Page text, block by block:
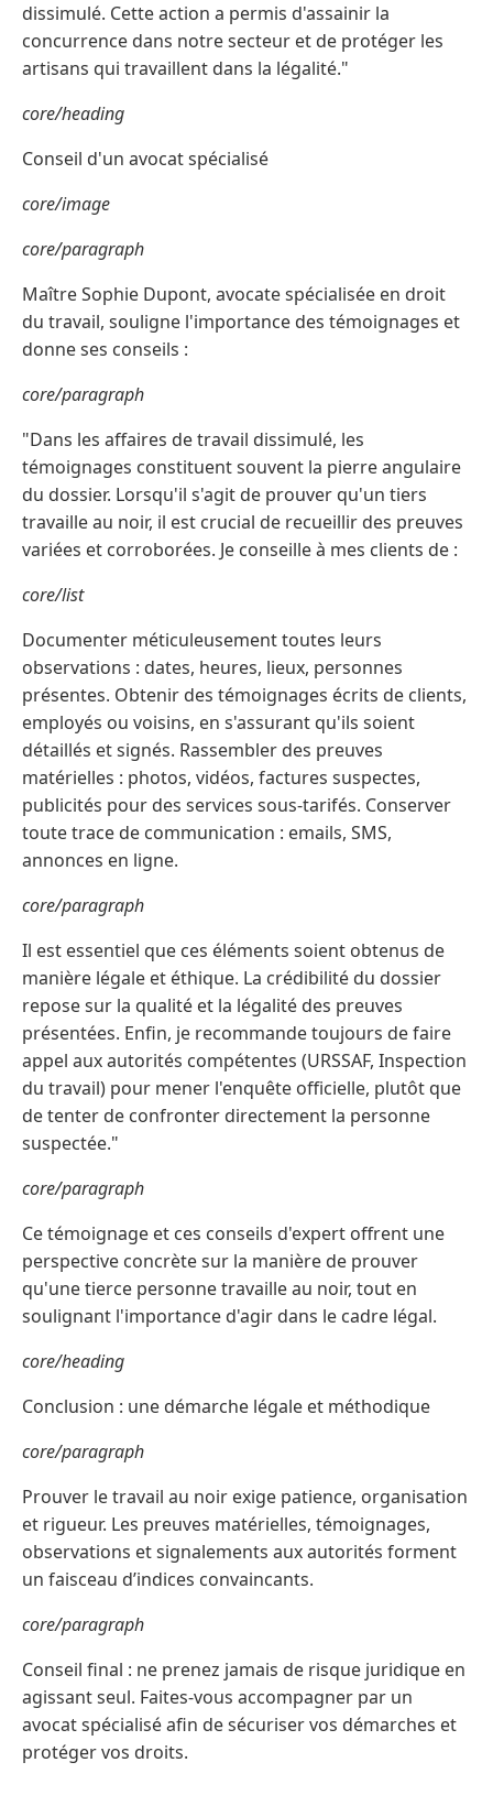
dissimulé. Cette action a permis d'assainir la
concurrence dans notre secteur et de protéger les
artisans qui travaillent dans la légalité."
core/heading
Conseil d'un avocat spécialisé
core/image
core/paragraph
Maître Sophie Dupont, avocate spécialisée en droit
du travail, souligne l'importance des témoignages et
donne ses conseils :
core/paragraph
"Dans les affaires de travail dissimulé, les
témoignages constituent souvent la pierre angulaire
du dossier. Lorsqu'il s'agit de prouver qu'un tiers
travaille au noir, il est crucial de recueillir des preuves
variées et corroborées. Je conseille à mes clients de :
core/list
Documenter méticuleusement toutes leurs
observations : dates, heures, lieux, personnes
présentes. Obtenir des témoignages écrits de clients,
employés ou voisins, en s'assurant qu'ils soient
détaillés et signés. Rassembler des preuves
matérielles : photos, vidéos, factures suspectes,
publicités pour des services sous-tarifés. Conserver
toute trace de communication : emails, SMS,
annonces en ligne.
core/paragraph
Il est essentiel que ces éléments soient obtenus de
manière légale et éthique. La crédibilité du dossier
repose sur la qualité et la légalité des preuves
présentées. Enfin, je recommande toujours de faire
appel aux autorités compétentes (URSSAF, Inspection
du travail) pour mener l'enquête officielle, plutôt que
de tenter de confronter directement la personne
suspectée."
core/paragraph
Ce témoignage et ces conseils d'expert offrent une
perspective concrète sur la manière de prouver
qu'une tierce personne travaille au noir, tout en
soulignant l'importance d'agir dans le cadre légal.
core/heading
Conclusion : une démarche légale et méthodique
core/paragraph
Prouver le travail au noir exige patience, organisation
et rigueur. Les preuves matérielles, témoignages,
observations et signalements aux autorités forment
un faisceau d’indices convaincants.
core/paragraph
Conseil final : ne prenez jamais de risque juridique en
agissant seul. Faites-vous accompagner par un
avocat spécialisé afin de sécuriser vos démarches et
protéger vos droits.